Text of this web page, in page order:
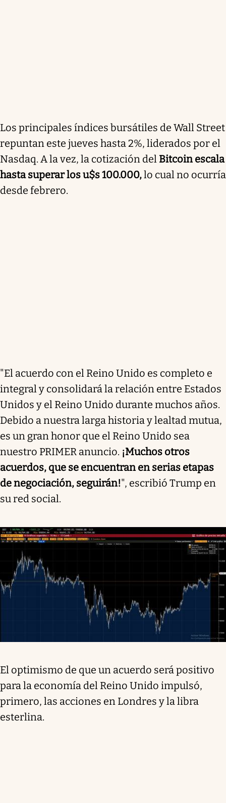
Los principales índices bursátiles de Wall Street
repuntan este jueves hasta 2%, liderados por el
Nasdaq. A la vez, la cotización del Bitcoin escala
hasta superar los u$s 100.000,lo cual no ocurría
desde febrero.
"El acuerdo con el Reino Unido es completo e
integral y consolidará la relación entre Estados
Unidos y el Reino Unido durante muchos años.
Debido a nuestra larga historia y lealtad mutua,
es un gran honor que el Reino Unido sea
nuestro PRIMER anuncio. ¡Muchos otros
acuerdos, que se encuentran en serias etapas
de negociación, seguirán!", escribió Trump en
su red social.
El optimismo de que un acuerdo será positivo
para la economía del Reino Unido impulsó,
primero, las acciones en Londres y la libra
esterlina.